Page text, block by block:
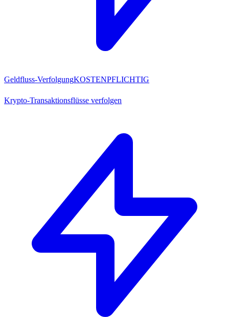
Geldfluss-VerfolgungKOSTENPFLICHTIG
Krypto-Transaktionsflüsse verfolgen